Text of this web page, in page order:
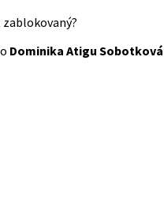
zablokovaný?
Dominika Atigu Sobotková